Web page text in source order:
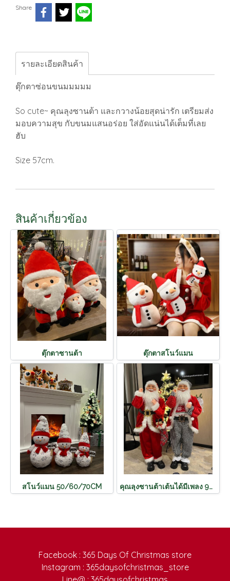
Share
รายละเอียดสินค้า
ตุ๊กตาซ่อนขนมมมมม
So cute~ คุณลุงซานต้า และกวางน้อยสุดน่ารัก เตรียมส่ง
มอบความสุข กับขนมแสนอร่อย ใส่อัดแน่นได้เต็มที่เลย
ฮับ
Size 57cm.
สินค้าเกี่ยวข้อง
ตุ๊กตาซานต้า ตุ๊กตาสโนว์แมน
สโนว์แมน 50/60/70CM คุณลุงซานต้าเต้นได้มีเพลง 90cm
Facebook : 365 Days Of Christmas store
Instagram : 365daysofchristmas_store